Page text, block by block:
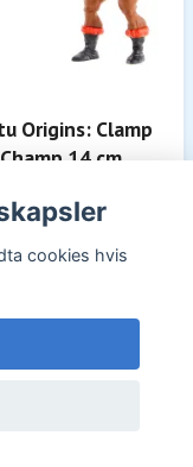
Origins: Clamp
Champ 14 cm
279,- 200,-
lager
cookies hvis